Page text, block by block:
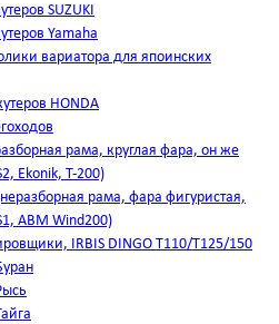
SUZUKI
Yamaha
вариатора для япоинских
HONDA
рама, круглая фара, он же
Ekonik, T-200)
рама, фара фигуристая,
ABM Wind200)
IRBIS DINGO Т110/Т125/150